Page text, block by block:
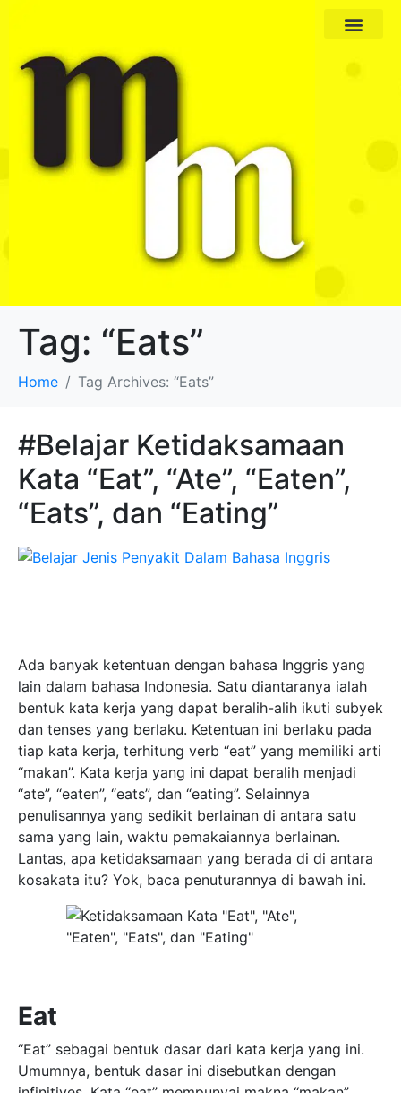
Tag: “Eats”
Home Tag Archives: “Eats”
#Belajar Ketidaksamaan
Kata “Eat”, “Ate”, “Eaten”,
“Eats”, dan “Eating”
Ada banyak ketentuan dengan bahasa Inggris yang
lain dalam bahasa Indonesia. Satu diantaranya ialah
bentuk kata kerja yang dapat beralih-alih ikuti subyek
dan tenses yang berlaku. Ketentuan ini berlaku pada
tiap kata kerja, terhitung verb “eat” yang memiliki arti
“makan”. Kata kerja yang ini dapat beralih menjadi
“ate”, “eaten”, “eats”, dan “eating”. Selainnya
penulisannya yang sedikit berlainan di antara satu
sama yang lain, waktu pemakaiannya berlainan.
Lantas, apa ketidaksamaan yang berada di di antara
kosakata itu? Yok, baca penuturannya di bawah ini.
Eat
“Eat” sebagai bentuk dasar dari kata kerja yang ini.
Umumnya, bentuk dasar ini disebutkan dengan